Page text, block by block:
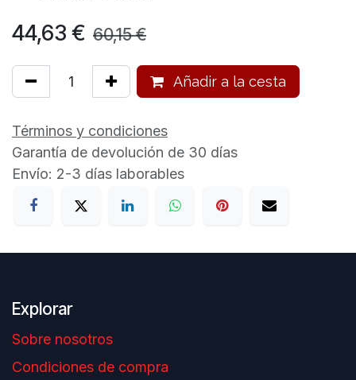
44,63 € 60,15€
Añadir a la cesta
Términos y condiciones
Garantía de devolución de 30 días
Envío: 2-3 días laborables
Explorar
Sobre nosotros
Condiciones de compra